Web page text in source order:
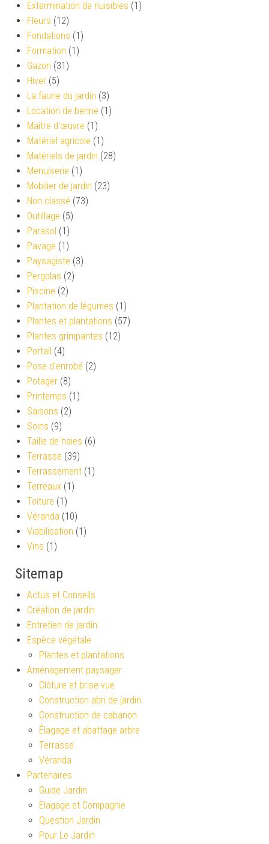
Extermination de nuisibles (1)
Fleurs (12)
Fondations (1)
Formation (1)
Gazon (31)
Hiver (5)
La faune du jardin (3)
Location de benne (1)
Maître d'œuvre (1)
Matériel agricole (1)
Matériels de jardin (28)
Menuiserie (1)
Mobilier de jardin (23)
Non classé (73)
Outillage (5)
Parasol (1)
Pavage (1)
Paysagiste (3)
Pergolas (2)
Piscine (2)
Plantation de légumes (1)
Plantes et plantations (57)
Plantes grimpantes (12)
Portail (4)
Pose d'enrobé (2)
Potager (8)
Printemps (1)
Saisons (2)
Soins (9)
Taille de haies (6)
Terrasse (39)
Terrassement (1)
Terreaux (1)
Toiture (1)
Véranda (10)
Viabilisation (1)
Vins (1)
Sitemap
Actus et Conseils
Création de jardin
Entretien de jardin
Espèce végétale
Plantes et plantations
Aménagement paysager
Clôture et brise-vue
Construction abri de jardin
Construction de cabanon
Élagage et abattage arbre
Terrasse
Véranda
Partenaires
Guide Jardin
Elagage et Compagnie
Question Jardin
Pour Le Jardin